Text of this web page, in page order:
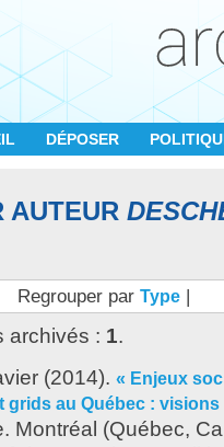
DÉPOSER
AUTEUR
Regrouper par Type |
archivés : 1.
(2014). « Enjeux
grids au Québec :
Montréal (Québec,